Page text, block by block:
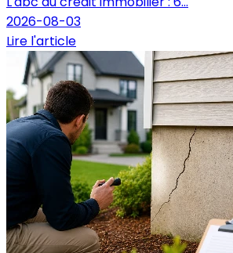
2026-08-03
Lire l'article